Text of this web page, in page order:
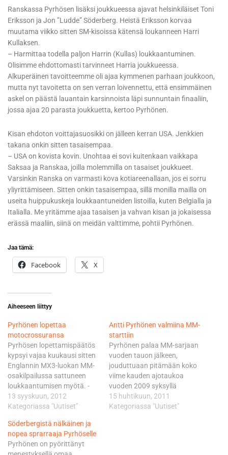
Ranskassa Pyrhösen lisäksi joukkueessa ajavat helsinkiläiset Toni
Eriksson ja Jon ”Ludde” Söderberg. Heistä Eriksson korvaa
muutama viikko sitten SM-kisoissa kätensä loukanneen Harri
Kullaksen.
– Harmittaa todella paljon Harrin (Kullas) loukkaantuminen.
Olisimme ehdottomasti tarvinneet Harria joukkueessa.
Alkuperäinen tavoitteemme oli ajaa kymmenen parhaan joukkoon,
mutta nyt tavoitetta on sen verran loivennettu, että ensimmäinen
askel on päästä lauantain karsinnoista läpi sunnuntain finaaliin,
jossa ajaa 20 parasta joukkuetta, kertoo Pyrhönen.
Kisan ehdoton voittajasuosikki on jälleen kerran USA. Jenkkien
takana onkin sitten tasaisempaa.
– USA on kovista kovin. Unohtaa ei sovi kuitenkaan vaikkapa
Saksaa ja Ranskaa, joilla molemmilla on tasaiset joukkueet.
Varsinkin Ranska on varmasti kova kotiareenallaan, jos ei sorru
yliyrittämiseen. Sitten onkin tasaisempaa, sillä monilla mailla on
useita huippukuskeja loukkaantuneiden listoilla, kuten Belgialla ja
Italialla. Me yritämme ajaa tasaisen ja vahvan kisan ja jokaisessa
erässä maaliin, siinä on meidän valttimme, pohtii Pyrhönen.
Jaa tämä:
Facebook X
Aiheeseen liittyy
Pyrhönen lopettaa
motocrossuransa
Pyrhösen lopettamispäätös
kypsyi vajaa kuukausi sitten
Englannin MX3-luokan MM-
osakilpailussa sattuneen
loukkaantumisen myötä. -
Loukkasin Englannissa ensin
polveni ja sitten toisessa
olisi missään tapauksessa
kuntoutunut täyteen iskuun
kauden viimeiseen MM-
13 syyskuun, 2012
Kategoriassa "Uutiset"
Antti Pyrhönen valmiina MM-
starttiin
Pyrhönen palaa MM-sarjaan
vuoden tauon jälkeen,
jouduttuaan pitämään koko
viime kauden ajotaukoa
vuoden 2009 syksyllä
tapahtuneen vakavan
loukkaantumisen jäljiltä.
15 huhtikuun, 2011
Kategoriassa "Uutiset"
Söderbergistä nälkäinen ja
nopea sprarraaja Pyrhöselle
Pyrhönen on pyörittänyt